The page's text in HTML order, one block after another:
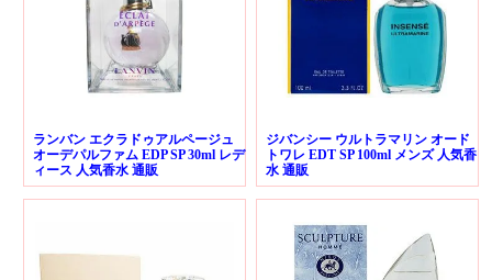
ランバン エクラドゥアルページュ
オーデパルファム EDP SP 30ml レデ
ィース 人気香水 通販
ジバンシー ウルトラマリン オード
トワレ EDT SP 100ml メンズ 人気香
水 通販